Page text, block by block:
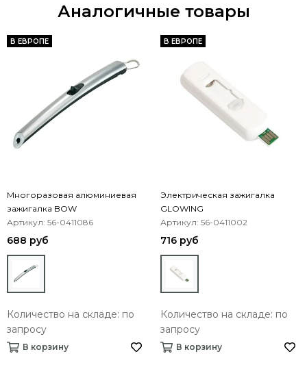
Аналогичные товары
В ЕВРОПЕ
Многоразовая алюминиевая
зажигалка BOW
Артикул: 56-0411086
688 руб
Количество на складе: по
запросу
В корзину
В ЕВРОПЕ
Электрическая зажигалка
GLOWING
Артикул: 56-0411002
716 руб
Количество на складе: по
запросу
В корзину